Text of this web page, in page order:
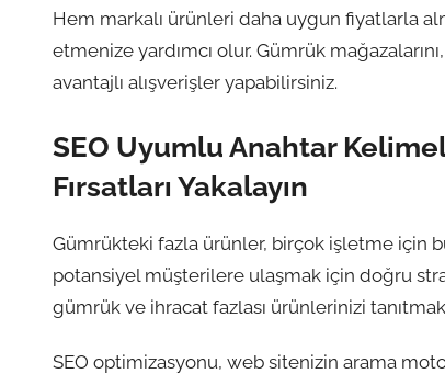
Hem markalı ürünleri daha uygun fiyatlarla
etmenize yardımcı olur. Gümrük
avantajlı alışverişler yapabilirsiniz.
SEO Uyumlu Anahtar
Fırsatları Yakalayın
Gümrükteki fazla ürünler, birçok işletme için
potansiyel müşterilere ulaşmak için doğru
gümrük ve ihracat fazlası ürünlerinizi
SEO optimizasyonu, web sitenizin arama